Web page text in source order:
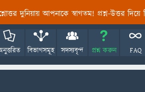
দুনিয়ায় আপনাকে স্বাগতম! প্রশ্ন-উত্তর দিয়ে
বিভাগসমূহ সদস্যবৃন্দ প্রশ্ন করুন FAQ